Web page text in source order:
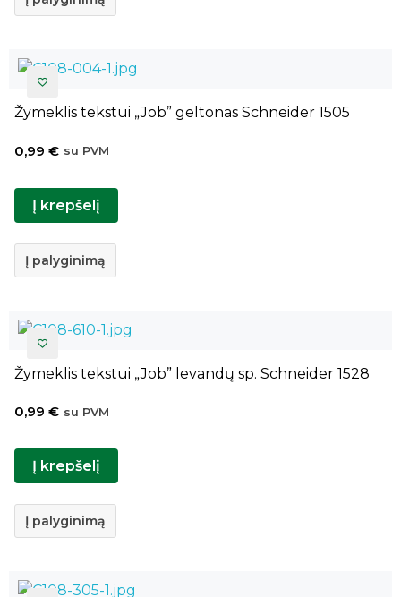
Žymeklis tekstui „Job” geltonas Schneider 1505
0,99 € su PVM
Į krepšelį
Į palyginimą
Žymeklis tekstui „Job” levandų sp. Schneider 1528
0,99 € su PVM
Į krepšelį
Į palyginimą